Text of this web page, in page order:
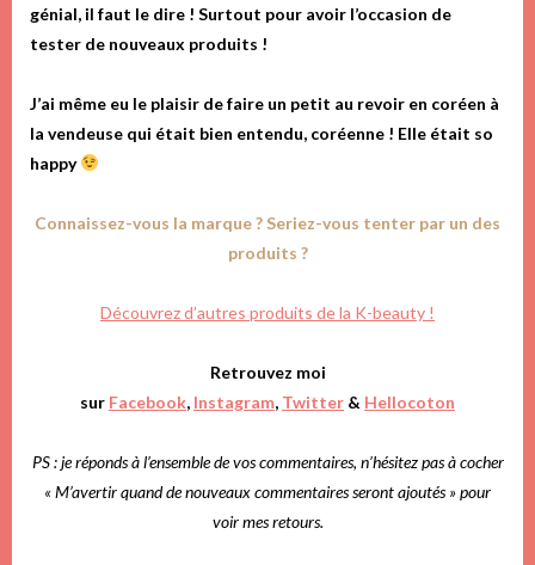
génial, il faut le dire ! Surtout pour avoir l’occasion de
tester de nouveaux produits !
J’ai même eu le plaisir de faire un petit au revoir en coréen à
la vendeuse qui était bien entendu, coréenne ! Elle était so
happy
Connaissez-vous la marque ? Seriez-vous tenter par un des
produits ?
Découvrez d’autres produits de la K-beauty !
Retrouvez moi
sur Facebook, Instagram, Twitter & Hellocoton
PS : je réponds à l’ensemble de vos commentaires, n’hésitez pas à cocher
« M’avertir quand de nouveaux commentaires seront ajoutés » pour
voir mes retours.